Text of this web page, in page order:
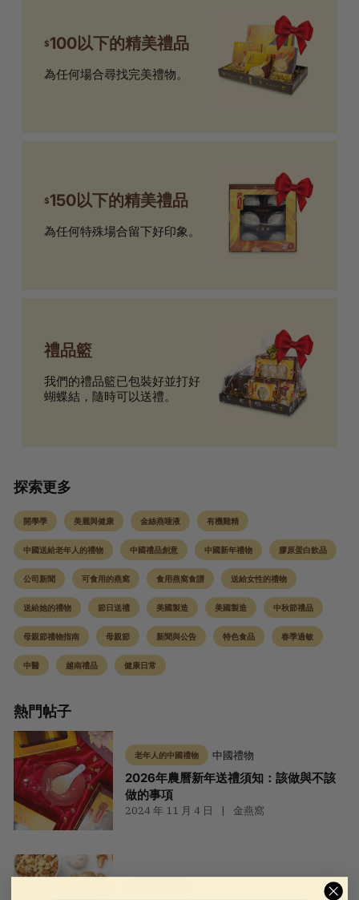
探索更多
開學季 美麗與健康 金絲燕唾液 有機雞精
中國送給老年人的禮物 中國禮品創意 中國新年禮物 膠原蛋白飲品
公司新聞 可食用的燕窩 食用燕窩食譜 送給女性的禮物
送給她的禮物 節日送禮 美國製造 美國製造 中秋節禮品
母親節禮物指南 母親節 新聞與公告 特色食品 春季過敏
中醫 越南禮品 健康日常
熱門帖子
老年人的中國禮物 中國禮物
2026年農曆新年送禮須知：該做與不該
做的事項
2024 年 11 月 4 日 金燕窩
$100以下的精美禮品
為任何場合尋找完美禮物。
$150以下的精美禮品
為任何特殊場合留下好印象。
禮品籃
我們的禮品籃已包裝好並打好
蝴蝶結，隨時可以送禮。